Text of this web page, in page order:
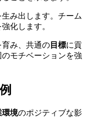
み出します。チーム
化します。
み、共通の 目標に貢
モチベーションを強
環境のポジティブな影